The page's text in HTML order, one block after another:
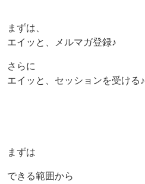
まずは、
エイッと、メルマガ登録♪
さらに
エイッと、セッションを受ける♪
まずは
できる範囲から